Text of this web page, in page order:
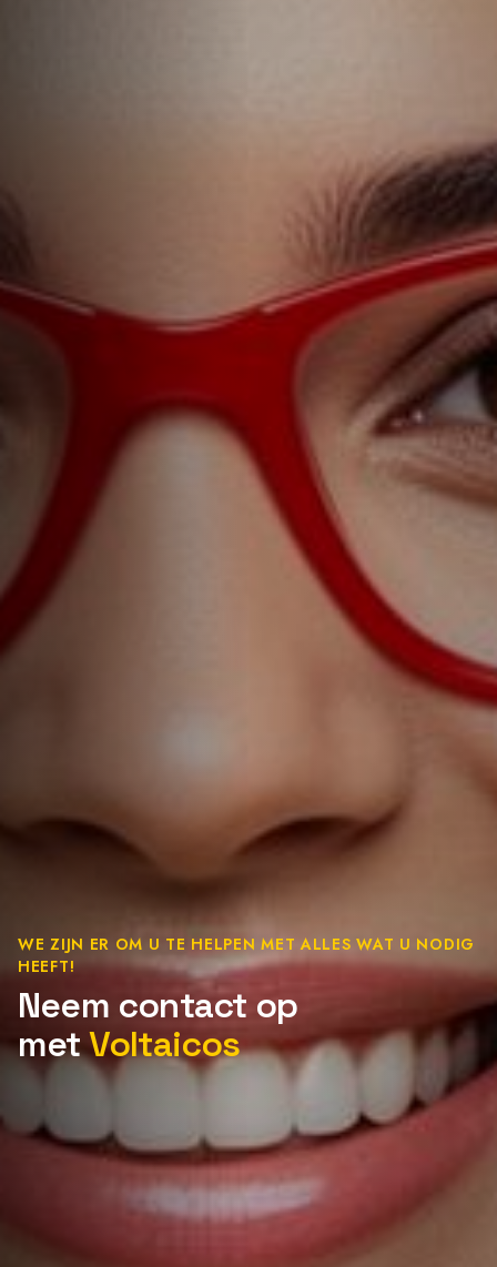
WE ZIJN ER OM U TE HELPEN MET ALLES WAT U NODIG
HEEFT!
Neem contact op
metVoltaicos